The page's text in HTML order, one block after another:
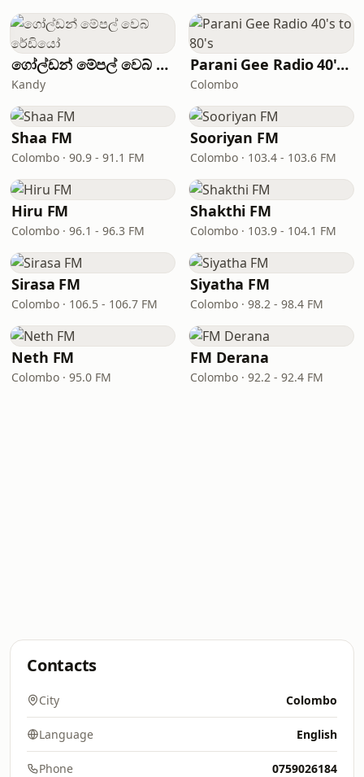
ගෝල්ඩන් මේපල් වෙබ් රේඩියෝ
Kandy
Parani Gee Radio 40's to 80's
Colombo
Shaa FM
Colombo · 90.9 - 91.1 FM
Sooriyan FM
Colombo · 103.4 - 103.6 FM
Hiru FM
Colombo · 96.1 - 96.3 FM
Shakthi FM
Colombo · 103.9 - 104.1 FM
Sirasa FM
Colombo · 106.5 - 106.7 FM
Siyatha FM
Colombo · 98.2 - 98.4 FM
Neth FM
Colombo · 95.0 FM
FM Derana
Colombo · 92.2 - 92.4 FM
Contacts
City Colombo
Language English
Phone 0759026184